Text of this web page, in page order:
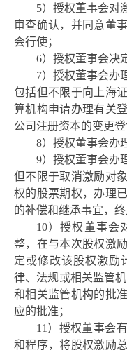
5）授权董事会对
审查确认，并同意董
会行使；
6）授权董事会决
7）授权董事会办
包括但不限于向上海
算机构申请办理有关
公司注册资本的变更登
8）授权董事会办
9）授权董事会办
但不限于取消激励对
权的股票期权，办理
的补偿和继承事宜，终
10）授权董事会
整，在与本次股权激
定或修改该股权激励
律、法规或相关监管
和相关监管机构的批
应的批准；
11）授权董事会
和程序，将股权激励